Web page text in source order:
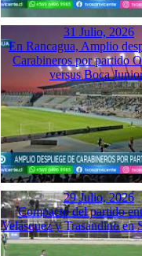
31 Julio, 2026
En Rancagua, Amplio
Carabineros por partido
versus Boca
29 Julio, 2026
Compacto del partido
Velásquez y Trasandino en